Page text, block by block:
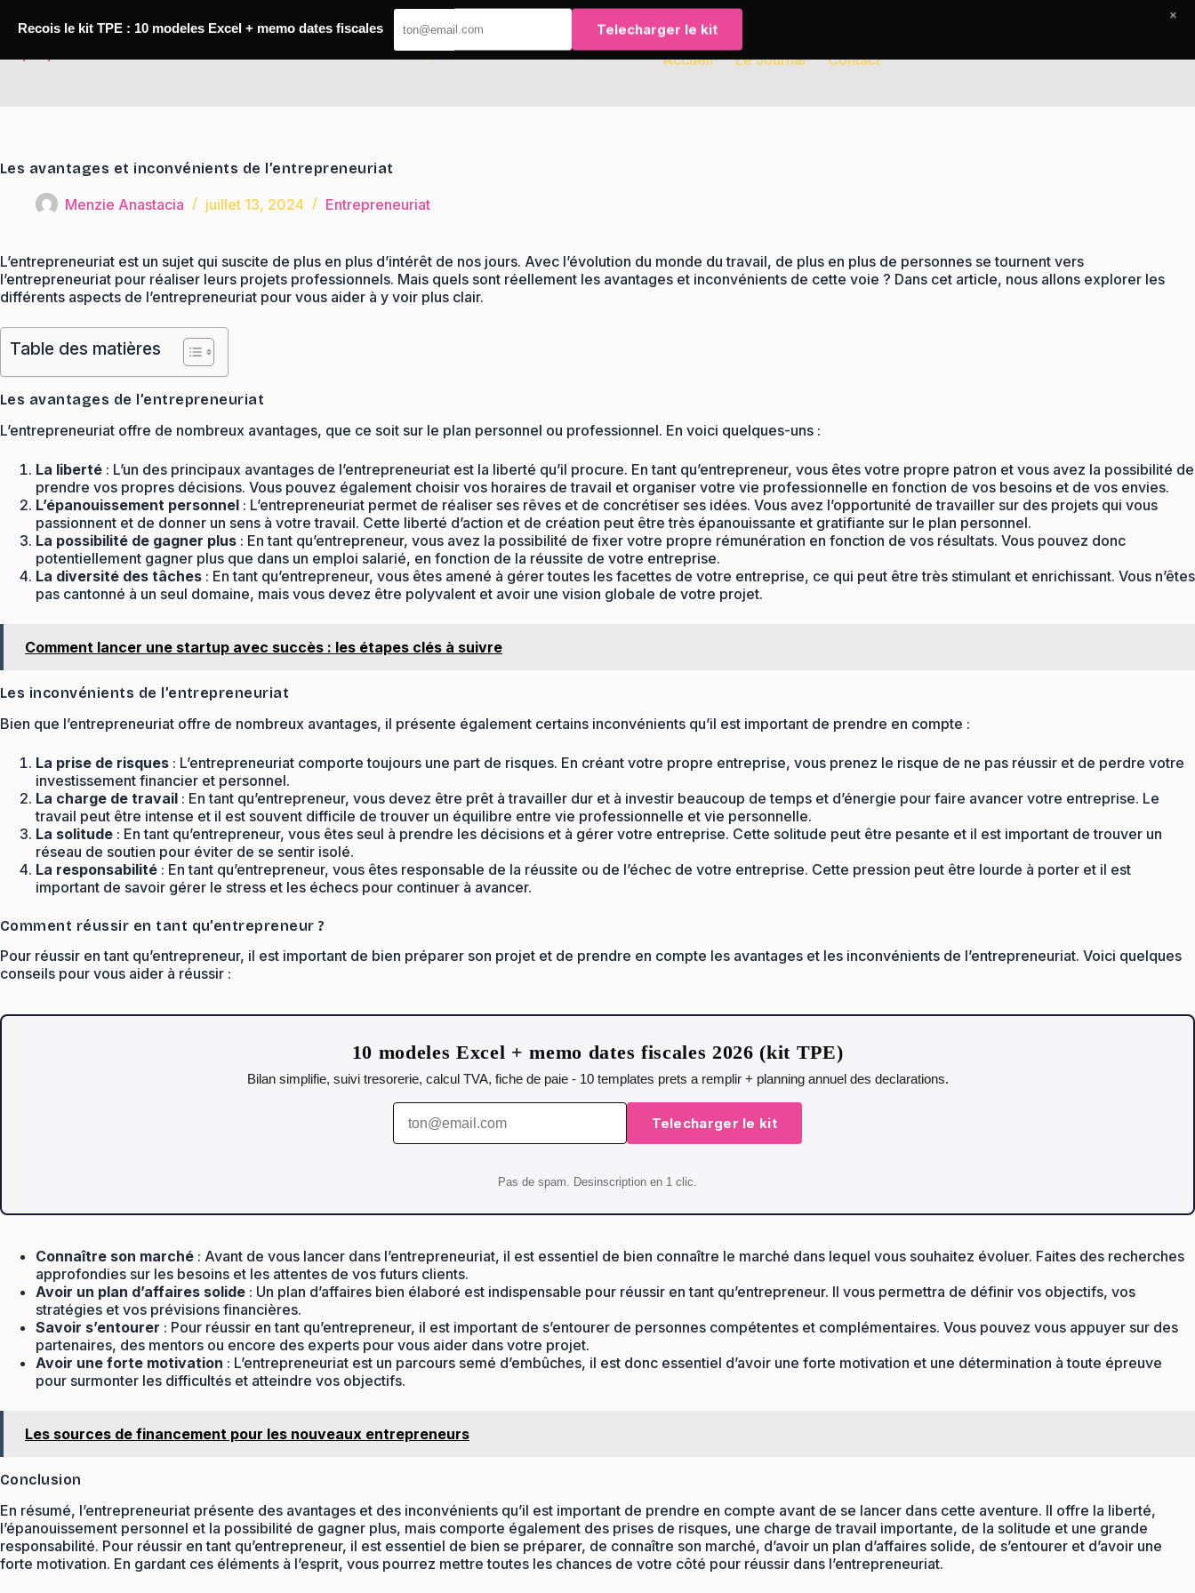
Accueil Le Journal Contact
Les avantages et inconvénients de l’entrepreneuriat
Menzie Anastacia juillet 13, 2024 Entrepreneuriat
L’entrepreneuriat est un sujet qui suscite de plus en plus d’intérêt de nos jours. Avec l’évolution du monde du travail, de plus en plus de personnes se tournent vers
l’entrepreneuriat pour réaliser leurs projets professionnels. Mais quels sont réellement les avantages et inconvénients de cette voie ? Dans cet article, nous allons explorer les
différents aspects de l’entrepreneuriat pour vous aider à y voir plus clair.
Table des matières
Les avantages de l’entrepreneuriat
L’entrepreneuriat offre de nombreux avantages, que ce soit sur le plan personnel ou professionnel. En voici quelques-uns :
La liberté : L’un des principaux avantages de l’entrepreneuriat est la liberté qu’il procure. En tant qu’entrepreneur, vous êtes votre propre patron et vous avez la possibilité de
prendre vos propres décisions. Vous pouvez également choisir vos horaires de travail et organiser votre vie professionnelle en fonction de vos besoins et de vos envies.
L’épanouissement personnel : L’entrepreneuriat permet de réaliser ses rêves et de concrétiser ses idées. Vous avez l’opportunité de travailler sur des projets qui vous
passionnent et de donner un sens à votre travail. Cette liberté d’action et de création peut être très épanouissante et gratifiante sur le plan personnel.
La possibilité de gagner plus : En tant qu’entrepreneur, vous avez la possibilité de fixer votre propre rémunération en fonction de vos résultats. Vous pouvez donc
potentiellement gagner plus que dans un emploi salarié, en fonction de la réussite de votre entreprise.
La diversité des tâches : En tant qu’entrepreneur, vous êtes amené à gérer toutes les facettes de votre entreprise, ce qui peut être très stimulant et enrichissant. Vous n’êtes
pas cantonné à un seul domaine, mais vous devez être polyvalent et avoir une vision globale de votre projet.
Comment lancer une startup avec succès : les étapes clés à suivre
Les inconvénients de l’entrepreneuriat
Bien que l’entrepreneuriat offre de nombreux avantages, il présente également certains inconvénients qu’il est important de prendre en compte :
La prise de risques : L’entrepreneuriat comporte toujours une part de risques. En créant votre propre entreprise, vous prenez le risque de ne pas réussir et de perdre votre
investissement financier et personnel.
La charge de travail : En tant qu’entrepreneur, vous devez être prêt à travailler dur et à investir beaucoup de temps et d’énergie pour faire avancer votre entreprise. Le
travail peut être intense et il est souvent difficile de trouver un équilibre entre vie professionnelle et vie personnelle.
La solitude : En tant qu’entrepreneur, vous êtes seul à prendre les décisions et à gérer votre entreprise. Cette solitude peut être pesante et il est important de trouver un
réseau de soutien pour éviter de se sentir isolé.
La responsabilité : En tant qu’entrepreneur, vous êtes responsable de la réussite ou de l’échec de votre entreprise. Cette pression peut être lourde à porter et il est
important de savoir gérer le stress et les échecs pour continuer à avancer.
Comment réussir en tant qu’entrepreneur ?
Pour réussir en tant qu’entrepreneur, il est important de bien préparer son projet et de prendre en compte les avantages et les inconvénients de l’entrepreneuriat. Voici quelques
conseils pour vous aider à réussir :
10 modeles Excel + memo dates fiscales 2026 (kit TPE)
Bilan simplifie, suivi tresorerie, calcul TVA, fiche de paie - 10 templates prets a remplir + planning annuel des declarations.
Telecharger le kit
Pas de spam. Desinscription en 1 clic.
Connaître son marché : Avant de vous lancer dans l’entrepreneuriat, il est essentiel de bien connaître le marché dans lequel vous souhaitez évoluer. Faites des recherches
approfondies sur les besoins et les attentes de vos futurs clients.
Avoir un plan d’affaires solide : Un plan d’affaires bien élaboré est indispensable pour réussir en tant qu’entrepreneur. Il vous permettra de définir vos objectifs, vos
stratégies et vos prévisions financières.
Savoir s’entourer : Pour réussir en tant qu’entrepreneur, il est important de s’entourer de personnes compétentes et complémentaires. Vous pouvez vous appuyer sur des
partenaires, des mentors ou encore des experts pour vous aider dans votre projet.
Avoir une forte motivation : L’entrepreneuriat est un parcours semé d’embûches, il est donc essentiel d’avoir une forte motivation et une détermination à toute épreuve
pour surmonter les difficultés et atteindre vos objectifs.
Les sources de financement pour les nouveaux entrepreneurs
Conclusion
En résumé, l’entrepreneuriat présente des avantages et des inconvénients qu’il est important de prendre en compte avant de se lancer dans cette aventure. Il offre la liberté,
l’épanouissement personnel et la possibilité de gagner plus, mais comporte également des prises de risques, une charge de travail importante, de la solitude et une grande
responsabilité. Pour réussir en tant qu’entrepreneur, il est essentiel de bien se préparer, de connaître son marché, d’avoir un plan d’affaires solide, de s’entourer et d’avoir une
forte motivation. En gardant ces éléments à l’esprit, vous pourrez mettre toutes les chances de votre côté pour réussir dans l’entrepreneuriat.
Recois le kit TPE : 10 modeles Excel + memo dates fiscales Telecharger le kit
×